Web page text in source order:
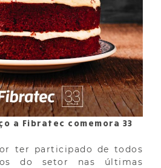
a Fibratec comemora 33
ter participado de todos
do setor nas últimas